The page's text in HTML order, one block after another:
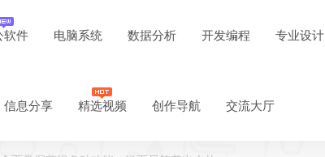
软件 电脑系统 数据分析 开发编程 专业设计
信息分享 精选视频 创作导航 交流大厅